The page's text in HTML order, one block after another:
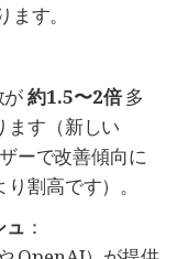
す。
が約1.5〜2倍多
ます（新しい
ーで改善傾向に
割高です）。
ュ ：